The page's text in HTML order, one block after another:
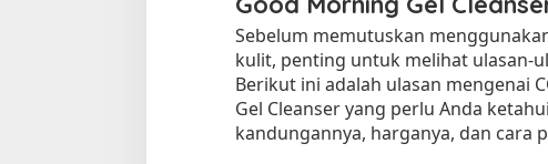
S
e
j
a
t
Sebelum memutuskan
kulit, penting untuk melihat ulasan-
Berikut ini adalah ulasan mengenai
Gel Cleanser yang perlu Anda
kandungannya, harganya, dan cara
Tempat Makan di Kota